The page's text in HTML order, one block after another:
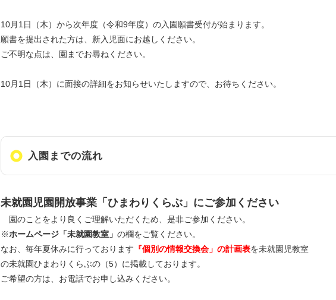
10月1日（木）から次年度（令和9年度）の入園願書受付が始まります。
願書を提出された方は、 新入児面にお越しください。
ご不明な点は、園までお尋ねください。
10月1日（木）に面接の詳細をお知らせいたしますので、お待ちください。
入園までの流れ
未就園児園開放事業「ひまわりくらぶ」にご参加ください
園のことをより良くご理解いただくため、是非ご参加ください。
※ホームページ「未就園教室」 の欄をご覧ください。
なお、毎年夏休みに行っております 『個別の情報交換会」の計画表を未就園児教室
の未就園ひまわりくらぶの（5）に掲載しております。
ご希望の方は、お電話でお申し込みください。